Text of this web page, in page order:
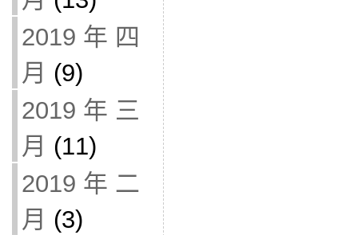
2019 年 四
月 (9)
2019 年 三
月 (11)
2019 年 二
月 (3)